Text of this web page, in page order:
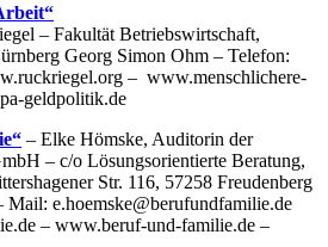
– Fakultät Betriebswirtschaft,
Georg Simon Ohm – Telefon:
– www.menschlichere-
geldpolitik.de
– Elke Hömske, Auditorin der
– c/o Lösungsorientierte Beratung,
Str. 116, 57258 Freudenberg
Mail: e.hoemske@berufundfamilie.de
– www.beruf-und-familie.de –